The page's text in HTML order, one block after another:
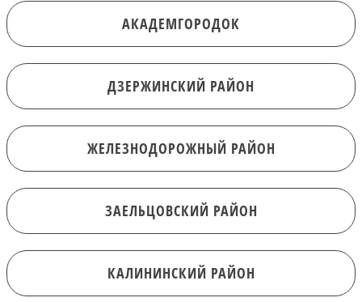
АКАДЕМГОРОДОК
ДЗЕРЖИНСКИЙ РАЙОН
ЖЕЛЕЗНОДОРОЖНЫЙ РАЙОН
ЗАЕЛЬЦОВСКИЙ РАЙОН
КАЛИНИНСКИЙ РАЙОН